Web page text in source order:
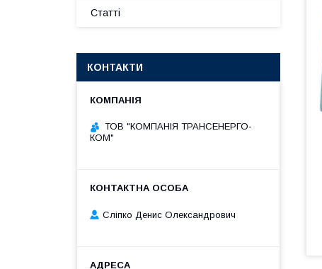
Статті
КОНТАКТИ
ТОВ "КОМПАНІЯ ТРАНСЕНЕРГО-
КОМ"
Сліпко Денис Олександрович